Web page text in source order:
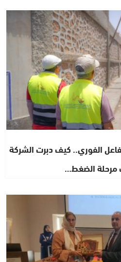
الفوري.. كيف دبرت الشركة
مرحلة الضغط…